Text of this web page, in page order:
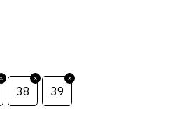
38 39